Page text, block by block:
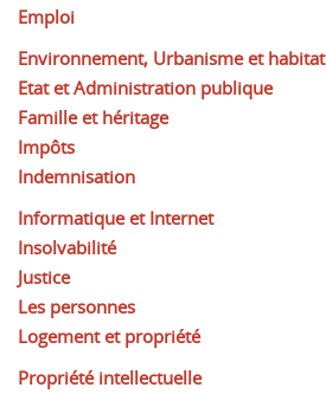
Emploi
Environnement, Urbanisme et habitat
Etat et Administration publique
Famille et héritage
Impôts
Indemnisation
Informatique et Internet
Insolvabilité
Justice
Les personnes
Logement et propriété
Propriété intellectuelle